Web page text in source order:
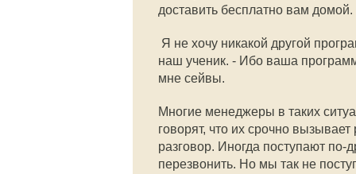
доставить бесплатно вам домой.
 Я не хочу никакой другой
наш ученик. - Ибо ваша
мне сейвы.
Многие менеджеры в таких
говорят, что их срочно
разговор. Иногда поступают по-
перезвонить. Но мы так не